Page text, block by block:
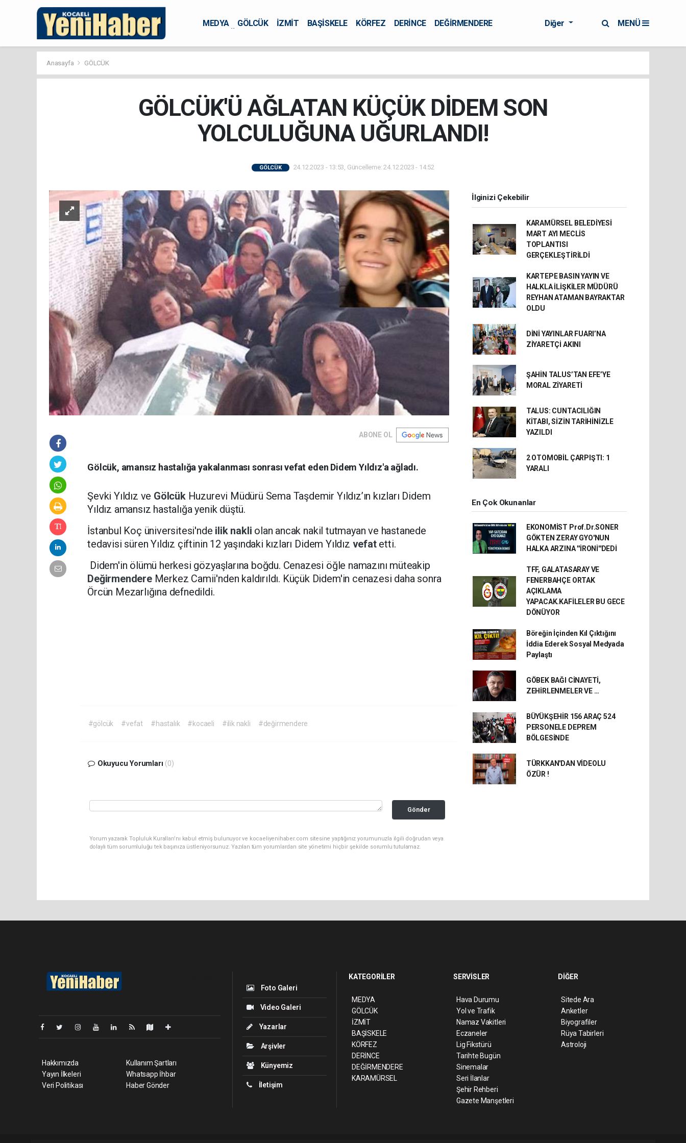
MEDYA GÖLCÜK İZMİT BAŞİSKELE KÖRFEZ DERİNCE
DEĞİRMENDERE
Diğer MENÜ
Anasayfa GÖLCÜK
GÖLCÜK'Ü AĞLATAN KÜÇÜK DİDEM SON
YOLCULUĞUNA UĞURLANDI!
GÖLCÜK 24.12.2023 - 13:53, Güncelleme: 24.12.2023 - 14:52
ABONE OL
Gölcük, amansız hastalığa yakalanması sonrası vefat eden Didem Yıldız'a ağladı.
Şevki Yıldız ve Gölcük Huzurevi Müdürü Sema Taşdemir Yıldız’ın kızları Didem
Yıldız amansız hastalığa yenik düştü.
İstanbul Koç üniversitesi'nde ilik nakli olan ancak nakil tutmayan ve hastanede
tedavisi süren Yıldız çiftinin 12 yaşındaki kızları Didem Yıldız vefat etti.
Didem'in ölümü herkesi gözyaşlarına boğdu. Cenazesi öğle namazını müteakip
Değirmendere Merkez Camii'nden kaldırıldı. Küçük Didem'in cenazesi daha sonra
Örcün Mezarlığına defnedildi.
#gölcük #vefat #hastalık #kocaeli #ilik nakli #değirmendere
Okuyucu Yorumları (0)
Gönder
Yorum yazarak Topluluk Kuralları’nı kabul etmiş bulunuyor ve kocaeliyenihaber.com sitesine yaptığınız yorumunuzla ilgili doğrudan veya
dolaylı tüm sorumluluğu tek başınıza üstleniyorsunuz. Yazılan tüm yorumlardan site yönetimi hiçbir şekilde sorumlu tutulamaz.
İlginizi Çekebilir
KARAMÜRSEL BELEDİYESİ
MART AYI MECLİS
TOPLANTISI
GERÇEKLEŞTİRİLDİ
KARTEPE BASIN YAYIN VE
HALKLA İLİŞKİLER MÜDÜRÜ
REYHAN ATAMAN BAYRAKTAR
OLDU
DİNİ YAYINLAR FUARI’NA
ZİYARETÇİ AKINI
ŞAHİN TALUS’TAN EFE’YE
MORAL ZİYARETİ
TALUS: CUNTACILIĞIN
KİTABI, SİZİN TARİHİNİZLE
YAZILDI
2 OTOMOBİL ÇARPIŞTI: 1
YARALI
En Çok Okunanlar
EKONOMİST Prof.Dr.SONER
GÖKTEN ZERAY GYO'NUN
HALKA ARZINA ''İRONİ''DEDİ
TFF, GALATASARAY VE
FENERBAHÇE ORTAK
AÇIKLAMA
YAPACAK.KAFİLELER BU GECE
DÖNÜYOR
Böreğin İçinden Kıl Çıktığını
İddia Ederek Sosyal Medyada
Paylaştı
GÖBEK BAĞI CİNAYETİ,
ZEHİRLENMELER VE …
BÜYÜKŞEHİR 156 ARAÇ 524
PERSONELE DEPREM
BÖLGESİNDE
TÜRKKAN'DAN VİDEOLU
ÖZÜR !
Hakkımızda
Yayın İlkeleri
Veri Politikası
Kullanım Şartları
Whatsapp İhbar
Haber Gönder
Foto Galeri
Video Galeri
Yazarlar
Arşivler
Künyemiz
İletişim
KATEGORİLER
MEDYA
GÖLCÜK
İZMİT
BAŞİSKELE
KÖRFEZ
DERİNCE
DEĞİRMENDERE
KARAMÜRSEL
SERVİSLER
Hava Durumu
Yol ve Trafik
Namaz Vakitleri
Eczaneler
Lig Fikstürü
Tarihte Bugün
Sinemalar
Seri İlanlar
Şehir Rehberi
Gazete Manşetleri
DİĞER
Sitede Ara
Anketler
Biyografiler
Rüya Tabirleri
Astroloji